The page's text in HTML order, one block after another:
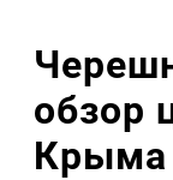
обзор
Крыма